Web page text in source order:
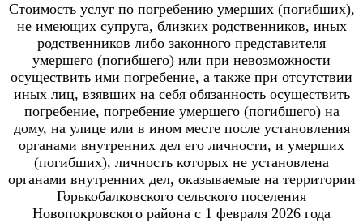
Стоимость услуг по погребению умерших (погибших),
не имеющих супруга, близких родственников, иных
родственников либо законного представителя
умершего (погибшего) или при невозможности
осуществить ими погребение, а также при отсутствии
иных лиц, взявших на себя обязанность осуществить
погребение, погребение умершего (погибшего) на
дому, на улице или в ином месте после установления
органами внутренних дел его личности, и умерших
(погибших), личность которых не установлена
органами внутренних дел, оказываемые на территории
Горькобалковского сельского поселения
Новопокровского района с 1 февраля 2026 года